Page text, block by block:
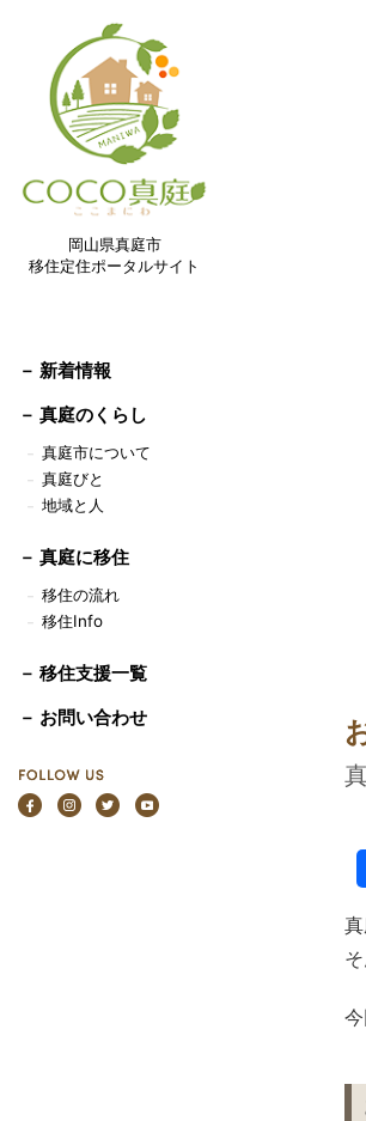
岡山県真庭市
移住定住ポータルサイト
－ 新着情報
－ 真庭のくらし
－ 真庭市について
－ 真庭びと
－ 地域と人
－ 真庭に移住
－ 移住の流れ
－ 移住Info
－ 移住支援一覧
－ お問い合わせ